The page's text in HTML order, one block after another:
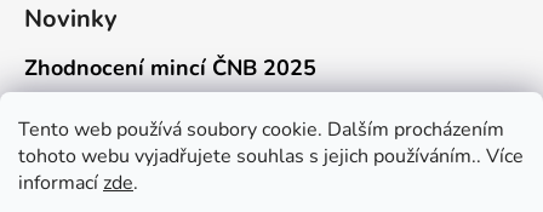
Tento web používá soubory cookie. Dalším procházením
tohoto webu vyjadřujete souhlas s jejich používáním.. Více
informacízde.
Novinky
Zhodnocení mincí ČNB 2025
Připravili jsme pro vás jednoduchý a př...
Mýty o přepravě zlatých mincí mimo EU